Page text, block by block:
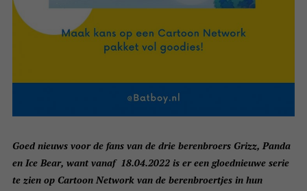
Goed nieuws voor de fans van de drie berenbroers Grizz, Panda
en Ice Bear, want vanaf 18.04.2022 is er een gloednieuwe serie
te zien op Cartoon Network van de berenbroertjes in hun